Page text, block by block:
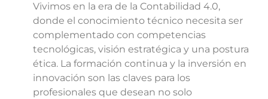
Vivimos en la era de la Contabilidad 4.0,
donde el conocimiento técnico necesita ser
complementado con competencias
tecnológicas, visión estratégica y una postura
ética. La formación continua y la inversión en
innovación son las claves para los
profesionales que desean no solo